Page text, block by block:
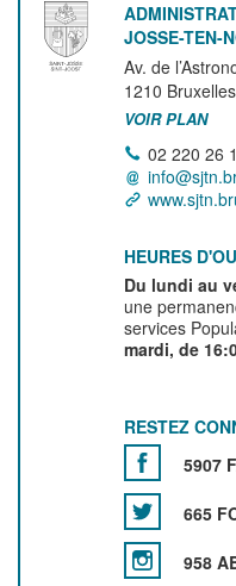
JOSSE-TEN-
Av. de
1210 Bruxelles
VOIR PLAN
02 220 26
HEURES
Du lundi au
une
services
mardi, de
RESTEZ
5907
665
958